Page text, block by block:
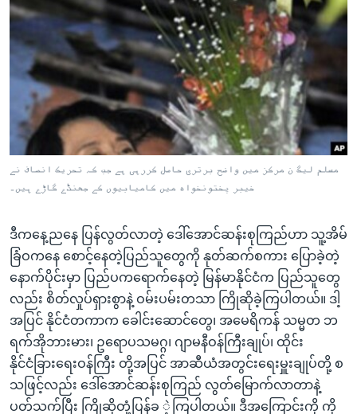
ကျော်
စာမျက်နှာ
သို့
ကျော်
ရှာဖွေ
ရန်
နေရာ
ကျော်
အမေရိကန်သုံးအီဒီယံ
မကြေးမုံရဲ့ အင်္ဂလိပ်စာ
ရုပ်ရှင်ထဲက အင်္ဂလိပ်စာ
သုတပဒေသာ အင်္ဂလိပ်စာ
အပတ်စဉ်ကဏ္ဍများ
ရေဒီယို
တီဗွီ
ရေဒီယိုနှင့်ရုပ်သံ အချက်အလက်များ
ရေဒီယို/တီဗွီအစီအစဉ်
Learning English
ဗွီအိုအေ လူမှုကွန်ယက်များ
ဘာသာစကားများ
مسلم لیگ ن مرکز میں واضح برتری حاصل کررہی ہے جب کہ تحریک انصاف نے
خیبر پختونخواہ میں کامیابیوں کے جھنڈے گاڑے ہیں۔
ဒီကနေ့ညနေ ပြန်လွတ်လာတဲ့ ဒေါ်အောင်ဆန်းစုကြည်ဟာ သူ့အိမ်
ခြံဝကနေ စောင့်နေတဲ့ပြည်သူတွေကို နုတ်ဆက်စကား ပြောခဲ့တဲ့
နောက်ပိုင်းမှာ ပြည်ပကရောက်နေတဲ့ မြန်မာနိုင်ငံက ပြည်သူတွေ
လည်း စိတ်လှုပ်ရှားစွာနဲ့ ဝမ်းပမ်းတသာ ကြိုဆိုခဲ့ကြပါတယ်။ ဒါ့
အပြင် နိုင်ငံတကာက ခေါင်းဆောင်တွေ၊ အမေရိကန် သမ္မတ ဘ
ရက်အိုဘားမား၊ ဥရောပသမဂ္ဂ၊ ဂျာမနီဝန်ကြီးချုပ်၊ ထိုင်း
နိုင်ငံခြားရေးဝန်ကြီး တို့အပြင် အာဆီယံအတွင်းရေးမှူးချုပ်တို့ စ
သဖြင့်လည်း ဒေါ်အောင်ဆန်းစုကြည် လွတ်မြောက်လာတာနဲ့
ပတ်သက်ပြီး ကြိုဆိုတုံ့ပြန်ခ ဲ့ကြပါတယ်။ ဒီအကြောင်းကို ကို